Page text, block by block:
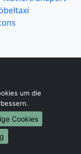
um die
Cookies